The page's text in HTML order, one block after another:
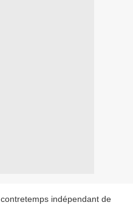
indépendant de